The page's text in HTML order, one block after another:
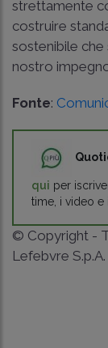
strettamente
costruire
sostenibile che
nostro
Fonte:
qui per
time, i video e
© Copyright -
Lefebvre S.p.A.